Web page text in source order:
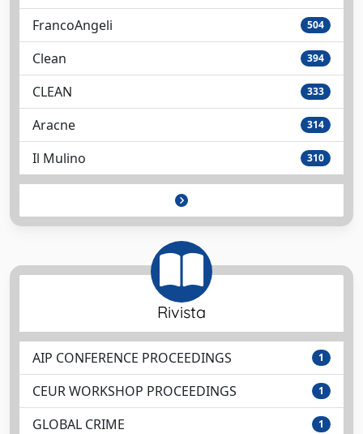
FrancoAngeli
504
Clean 394
CLEAN 333
Aracne 314
Il Mulino 310
Rivista
AIP CONFERENCE PROCEEDINGS 1
CEUR WORKSHOP PROCEEDINGS 1
GLOBAL CRIME 1